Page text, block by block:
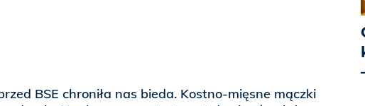
BSE chroniła nas bieda. Kostno-mięsne mączki